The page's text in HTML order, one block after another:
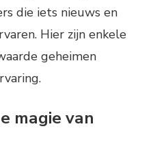
die iets nieuws en
Hier zijn enkele
geheimen
magie van